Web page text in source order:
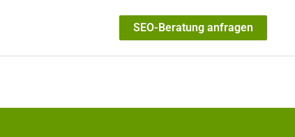
SEO-Beratung anfragen